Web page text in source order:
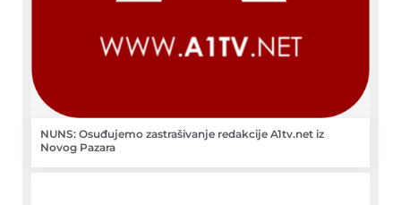
NUNS: Osuđujemo zastrašivanje redakcije A1tv.net iz
Novog Pazara